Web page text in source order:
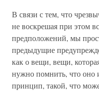
В связи с тем, что
не воскрешая при этом
предположений, мы
предыдущие
как о вещи, вещи,
нужно помнить, что оно
принцип, такой, что